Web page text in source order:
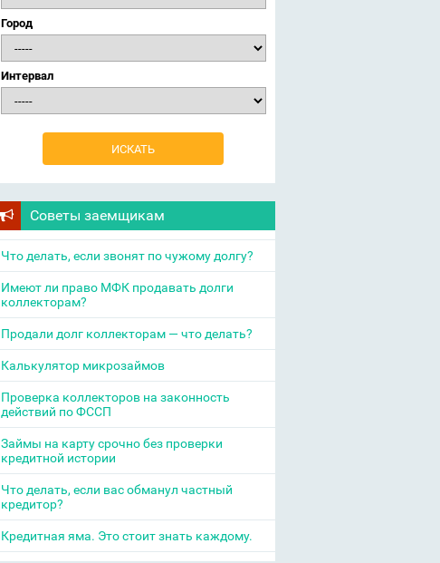
Город
Интервал
Советы заемщикам
Что делать, если звонят по чужому долгу?
Имеют ли право МФК продавать долги
коллекторам?
Продали долг коллекторам — что делать?
Калькулятор микрозаймов
Проверка коллекторов на законность
действий по ФССП
Займы на карту срочно без проверки
кредитной истории
Что делать, если вас обманул частный
кредитор?
Кредитная яма. Это стоит знать каждому.